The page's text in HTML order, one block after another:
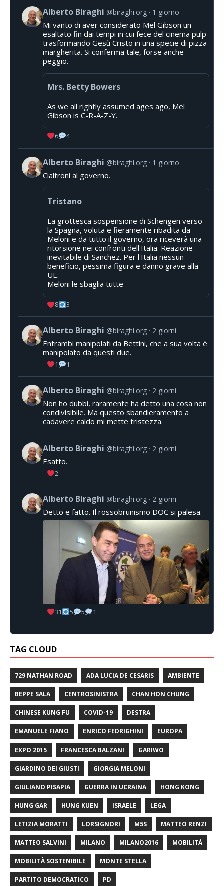
Alberto Biraghi @biraghi.org 1 giorno
Mi vanto di aver considerato Mel Gibson un
esaltato fin dai tempi in cui fece del cinema pulp
trasformando Gesù Cristo in una specie di pizza
margherita. Si conferma tale, forse anche
peggio.
Mrs. Betty Bowers
As we all rightly assumed ages ago, Mel
Gibson is C-R-A-Z-Y.
6 4
Alberto Biraghi @biraghi.org 1 giorno
Cialtroni al governo.
Tristano
La grottesca sospensione di Schengen verso
la Spagna, voluta e fieramente ribadita da
Meloni e da tutto il governo, ora riceverà una
ritorsione nei confronti dell'Italia. Reazione
inevitabile di Sanchez. Per l'Italia nessun
beneficio, pessima figura e danno grave alla
UE.
Meloni le sbaglia tutte
8 3
Alberto Biraghi @biraghi.org 2 giorni
Entrambi manipolati da Bettini, che a sua volta è
manipolato da questi due.
1 1
Alberto Biraghi @biraghi.org 2 giorni
Non ho dubbi, raramente ha detto una cosa non
condivisibile. Ma questo sbandieramento a
cadavere caldo mi mette tristezza.
Alberto Biraghi @biraghi.org 2 giorni
Esatto.
2
Alberto Biraghi @biraghi.org 2 giorni
Detto e fatto. Il rossobrunismo DOC si palesa.
31 5 5 1
TAG CLOUD
729 NATHAN ROAD ADA LUCIA DE CESARIS AMBIENTE
BEPPE SALA CENTROSINISTRA CHAN HON CHUNG
CHINESE KUNG FU COVID-19 DESTRA
EMANUELE FIANO ENRICO FEDRIGHINI EUROPA
EXPO 2015 FRANCESCA BALZANI GARIWO
GIARDINO DEI GIUSTI GIORGIA MELONI
GIULIANO PISAPIA GUERRA IN UCRAINA HONG KONG
HUNG GAR HUNG KUEN ISRAELE LEGA
LETIZIA MORATTI LORSIGNORI M5S MATTEO RENZI
MATTEO SALVINI MILANO MILANO2016 MOBILITÀ
MOBILITÀ SOSTENIBILE MONTE STELLA
PARTITO DEMOCRATICO PD